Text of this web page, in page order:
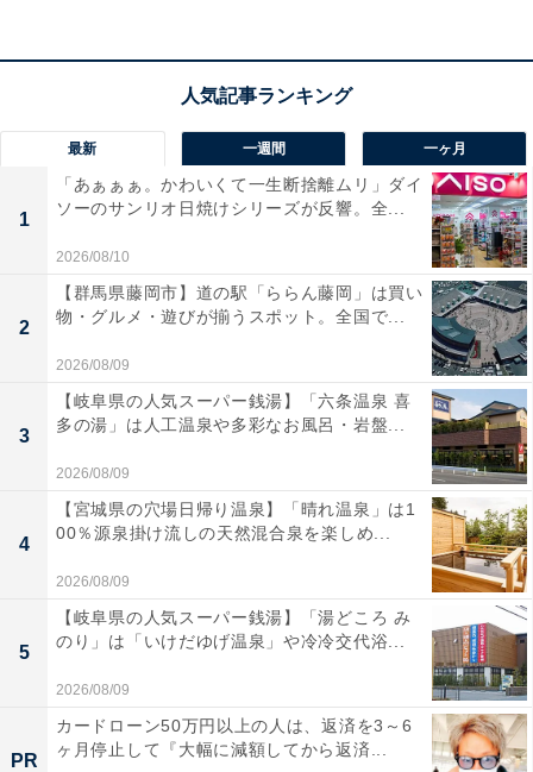
HDMI ARCに対応
しているため、テレビや
また、最新のBluetooth 5.4を搭載しており、スマホやタ
ブレットからの音楽ストリーミングも低遅延かつ安定し
て楽しめます。「映画」「音楽」「ニュース」「ゲー
ム」といった4つの専用サウンドモードを搭載している
ため、コンテンツに合わせた最適な音響設定にボタンひ
とつで切り替え可能。スリムでコンパクトなデザイン
は、どんなテレビの足元にもスッキリと収まります！
フィリップス「TAB4000」の口コミは？
フィリップス「TAB4000」には以下のような口コミが寄
せられています。
テレビの内蔵スピーカーとは比べ物にならないほ
ど、人の声（セリフ）が聞き取りやすくなりまし
た。ニュースやドラマの視聴がとても快適です
最新 一週間 一ヶ月
1
「あぁぁぁ。かわいくて一生断捨離ムリ」ダイ
ソーのサンリオ日焼けシリーズが反響。全...
2026/08/10
2
【群馬県藤岡市】道の駅「ららん藤岡」は買い
物・グルメ・遊びが揃うスポット。全国で...
2026/08/09
3
【岐阜県の人気スーパー銭湯】「六条温泉 喜
多の湯」は人工温泉や多彩なお風呂・岩盤...
2026/08/09
4
【宮城県の穴場日帰り温泉】「晴れ温泉」は1
00％源泉掛け流しの天然混合泉を楽しめ...
2026/08/09
5
【岐阜県の人気スーパー銭湯】「湯どころ み
のり」は「いけだゆげ温泉」や冷冷交代浴...
2026/08/09
PR
カードローン50万円以上の人は、返済を3～6
ヶ月停止して『大幅に減額してから返済...